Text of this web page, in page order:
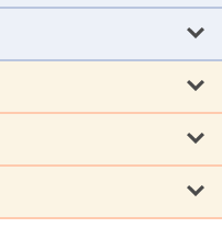
整形外科 形成外科